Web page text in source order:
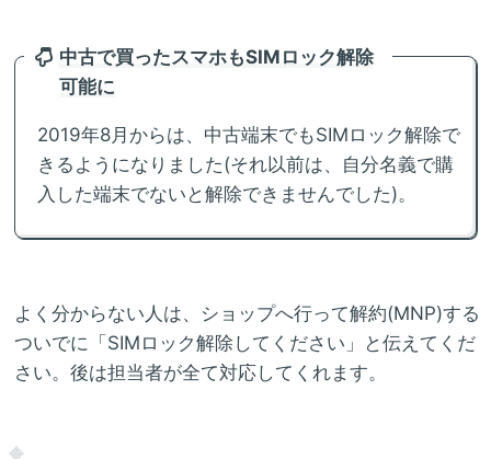
中古で買ったスマホもSIMロック解除
可能に
2019年8月からは、中古端末でもSIMロック解除で
きるようになりました(それ以前は、自分名義で購
入した端末でないと解除できませんでした)。
よく分からない人は、ショップへ行って解約(MNP)する
ついでに「SIMロック解除してください」と伝えてくだ
さい。後は担当者が全て対応してくれます。